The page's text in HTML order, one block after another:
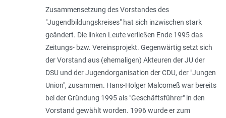
Zusammensetzung des Vorstandes des
"Jugendbildungskreises" hat sich inzwischen stark
geändert. Die linken Leute verließen Ende 1995 das
Zeitungs- bzw. Vereinsprojekt. Gegenwärtig setzt sich
der Vorstand aus (ehemaligen) Akteuren der JU der
DSU und der Jugendorganisation der CDU, der "Jungen
Union", zusammen. Hans-Holger Malcomeß war bereits
bei der Gründung 1995 als "Geschäftsführer" in den
Vorstand gewählt worden. 1996 wurde er zum